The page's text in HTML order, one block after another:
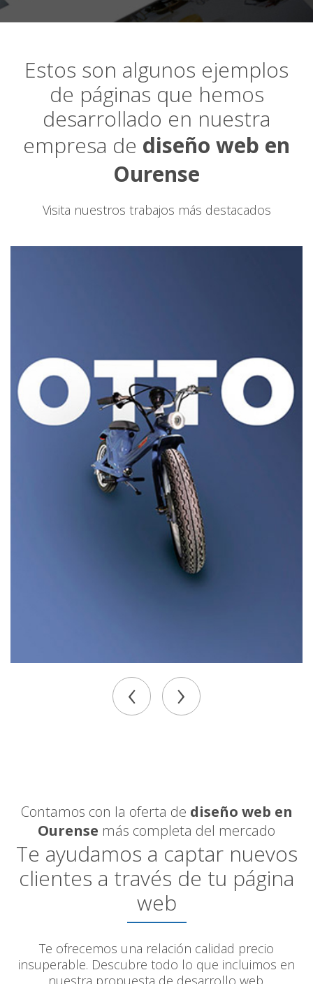
Estos son algunos ejemplos
de páginas que hemos
desarrollado en nuestra
empresa de diseño web en
Ourense
Visita nuestros trabajos más destacados
‹ ›
Contamos con la oferta de diseño web en
Ourense más completa del mercado
Te ayudamos a captar nuevos
clientes a través de tu página
web
Te ofrecemos una relación calidad precio
insuperable. Descubre todo lo que incluimos en